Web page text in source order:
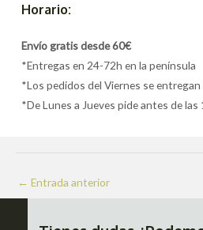
Horario:
Envío gratis desde 60€
*Entregas en 24-72h en la península
*Los pedidos del Viernes se entregan
*De Lunes a Jueves pide antes de las
Navegación
de
← Entrada anterior